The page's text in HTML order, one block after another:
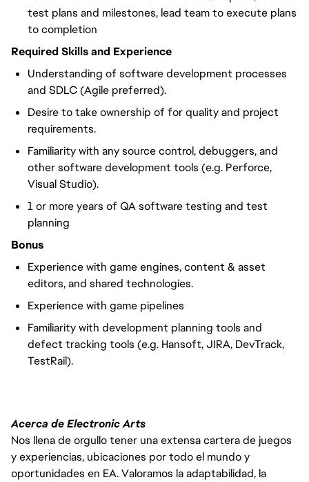
test plans and milestones, lead team to execute plans
to completion
Required Skills and Experience
Understanding of software development processes
and SDLC (Agile preferred).
Desire to take ownership of for quality and project
requirements.
Familiarity with any source control, debuggers, and
other software development tools (e.g. Perforce,
Visual Studio).
1 or more years of QA software testing and test
planning
Bonus
Experience with game engines, content & asset
editors, and shared technologies.
Experience with game pipelines
Familiarity with development planning tools and
defect tracking tools (e.g. Hansoft, JIRA, DevTrack,
TestRail).
Acerca de Electronic Arts
Nos llena de orgullo tener una extensa cartera de juegos
y experiencias, ubicaciones por todo el mundo y
oportunidades en EA. Valoramos la adaptabilidad, la